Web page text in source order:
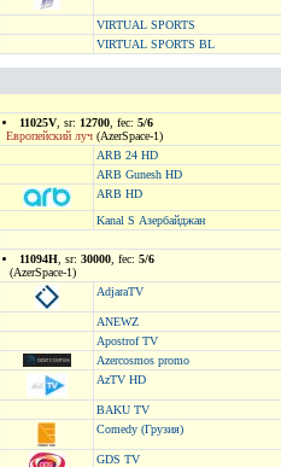
VIRTUAL SPORTS
VIRTUAL SPORTS BL
11025V , sr: 12700 , fec: 5/6
Европейский луч (AzerSpace-1)
ARB 24 HD
ARB Gunesh HD
ARB HD
Kanal S Азербайджан
11094H , sr: 30000 , fec: 5/6
(AzerSpace-1)
AdjaraTV
ANEWZ
Apostrof TV
Azercosmos promo
AzTV HD
BAKU TV
Comedy (Грузия)
GDS TV